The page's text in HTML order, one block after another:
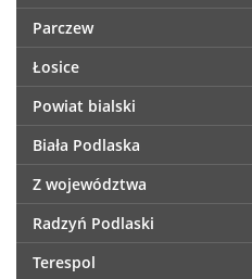
Parczew
Łosice
Powiat bialski
Biała Podlaska
Z województwa
Radzyń Podlaski
Terespol